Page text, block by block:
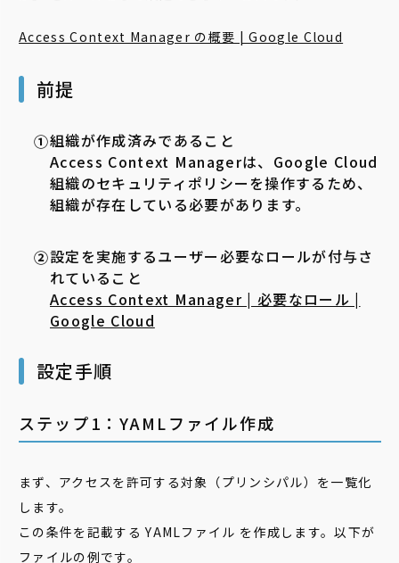
Access Context Manager の概要 | Google Cloud
前提
組織が作成済みであること
Access Context Managerは、Google Cloud
組織のセキュリティポリシーを操作するため、
組織が存在している必要があります。
設定を実施するユーザー必要なロールが付与さ
れていること
Access Context Manager | 必要なロール |
Google Cloud
設定手順
ステップ1：YAMLファイル作成
まず、アクセスを許可する対象（プリンシパル）を一覧化
します。
この条件を記載する YAMLファイル を作成します。以下が
ファイルの例です。